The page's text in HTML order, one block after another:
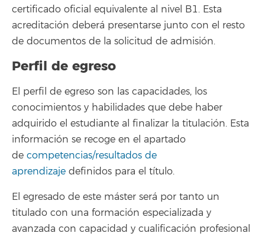
certificado oficial equivalente al nivel B1. Esta
acreditación deberá presentarse junto con el resto
de documentos de la solicitud de admisión.
Perfil de egreso
El perfil de egreso son las capacidades, los
conocimientos y habilidades que debe haber
adquirido el estudiante al finalizar la titulación. Esta
información se recoge en el apartado
de competencias/resultados de
aprendizaje definidos para el título.
El egresado de este máster será por tanto un
titulado con una formación especializada y
avanzada con capacidad y cualificación profesional